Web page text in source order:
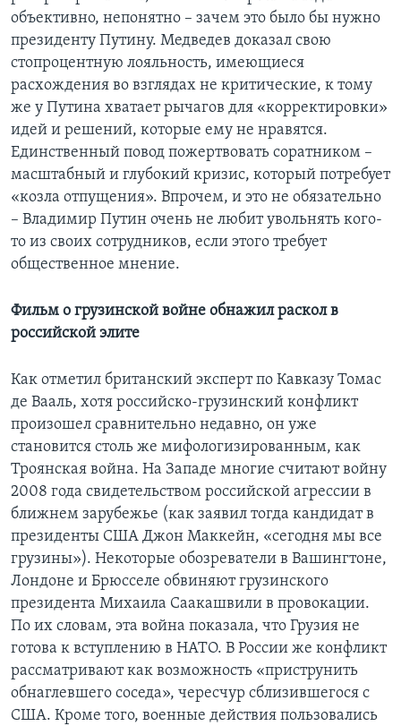
объективно, непонятно – зачем это было бы нужно
президенту Путину. Медведев доказал свою
стопроцентную лояльность, имеющиеся
расхождения во взглядах не критические, к тому
же у Путина хватает рычагов для «корректировки»
идей и решений, которые ему не нравятся.
Единственный повод пожертвовать соратником –
масштабный и глубокий кризис, который потребует
«козла отпущения». Впрочем, и это не обязательно
– Владимир Путин очень не любит увольнять кого-
то из своих сотрудников, если этого требует
общественное мнение.
Фильм о грузинской войне обнажил раскол в
российской элите
Как отметил британский эксперт по Кавказу Томас
де Вааль, хотя российско-грузинский конфликт
произошел сравнительно недавно, он уже
становится столь же мифологизированным, как
Троянская война. На Западе многие считают войну
2008 года свидетельством российской агрессии в
ближнем зарубежье (как заявил тогда кандидат в
президенты США Джон Маккейн, «сегодня мы все
грузины»). Некоторые обозреватели в Вашингтоне,
Лондоне и Брюсселе обвиняют грузинского
президента Михаила Саакашвили в провокации.
По их словам, эта война показала, что Грузия не
готова к вступлению в НАТО. В России же конфликт
рассматривают как возможность «приструнить
обнаглевшего соседа», чересчур сблизившегося с
США. Кроме того, военные действия пользовались